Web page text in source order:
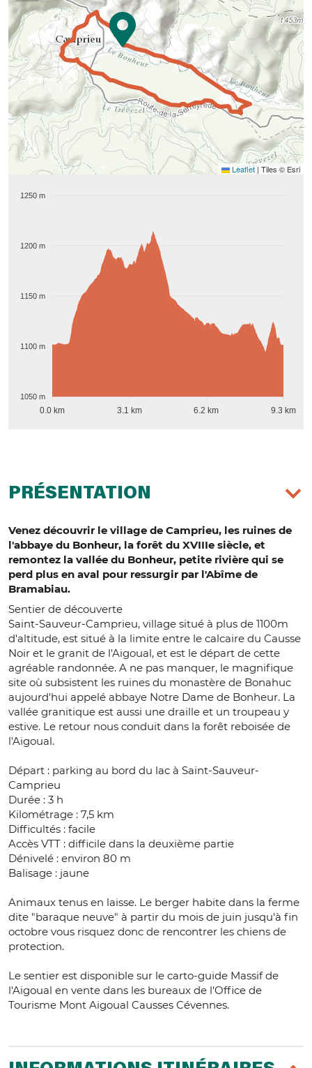
Leaflet | Tiles © Esri
1250 m
1200 m
1150 m
1100 m
1050 m
0.0 km 3.1 km 6.2 km 9.3 km
PRÉSENTATION
Venez découvrir le village de Camprieu, les ruines de
l'abbaye du Bonheur, la forêt du XVIIIe siècle, et
remontez la vallée du Bonheur, petite rivière qui se
perd plus en aval pour ressurgir par l'Abîme de
Bramabiau.
Sentier de découverte
Saint-Sauveur-Camprieu, village situé à plus de 1100m
d'altitude, est situé à la limite entre le calcaire du Causse
Noir et le granit de l'Aigoual, et est le départ de cette
agréable randonnée. A ne pas manquer, le magnifique
site où subsistent les ruines du monastère de Bonahuc
aujourd'hui appelé abbaye Notre Dame de Bonheur. La
vallée granitique est aussi une draille et un troupeau y
estive. Le retour nous conduit dans la forêt reboisée de
l'Aigoual.
Départ : parking au bord du lac à Saint-Sauveur-
Camprieu
Durée : 3 h
Kilométrage : 7,5 km
Difficultés : facile
Accès VTT : difficile dans la deuxième partie
Dénivelé : environ 80 m
Balisage : jaune
Animaux tenus en laisse. Le berger habite dans la ferme
dite "baraque neuve" à partir du mois de juin jusqu'à fin
octobre vous risquez donc de rencontrer les chiens de
protection.
Le sentier est disponible sur le carto-guide Massif de
l'Aigoual en vente dans les bureaux de l'Office de
Tourisme Mont Aigoual Causses Cévennes.